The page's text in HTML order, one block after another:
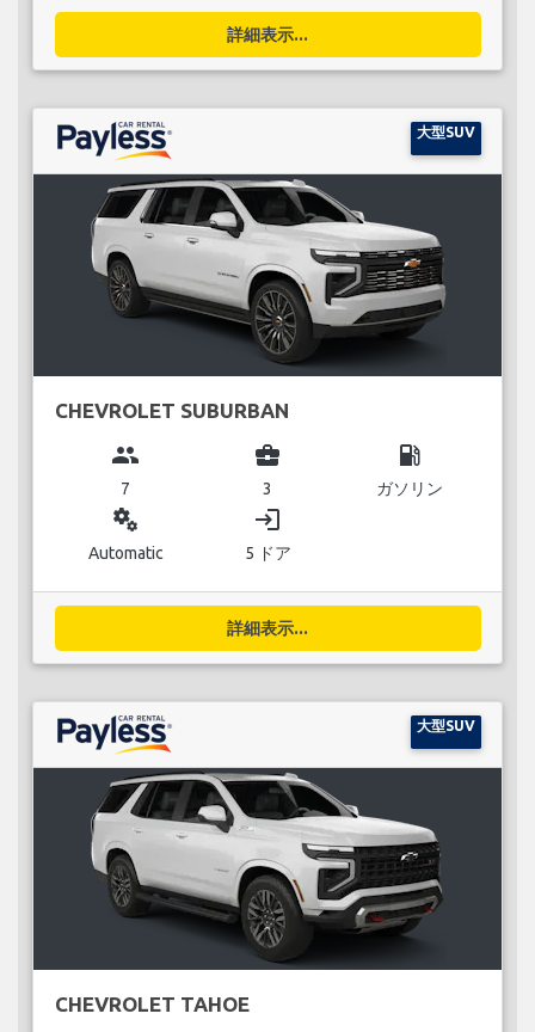
詳細表示...
大型SUV
CHEVROLET SUBURBAN
group
7
business_center
3
local_gas_station
ガソリン
miscellaneous_services
Automatic
login
5 ドア
詳細表示...
大型SUV
CHEVROLET TAHOE